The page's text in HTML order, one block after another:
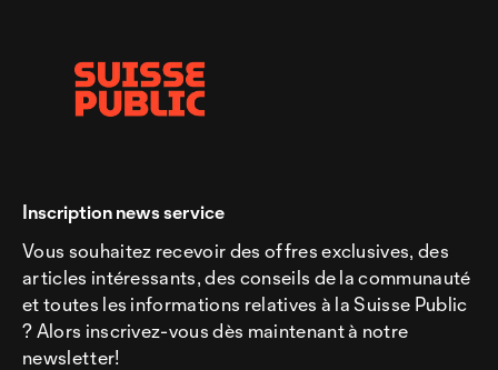
Inscription news service
Vous souhaitez recevoir des offres exclusives, des
articles intéressants, des conseils de la communauté
et toutes les informations relatives à la Suisse Public
? Alors inscrivez-vous dès maintenant à notre
newsletter!